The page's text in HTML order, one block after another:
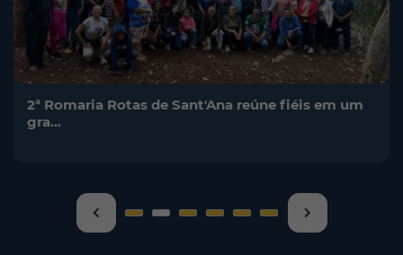
2ª Romaria Rotas de Sant'Ana reúne fiéis em um
gra…